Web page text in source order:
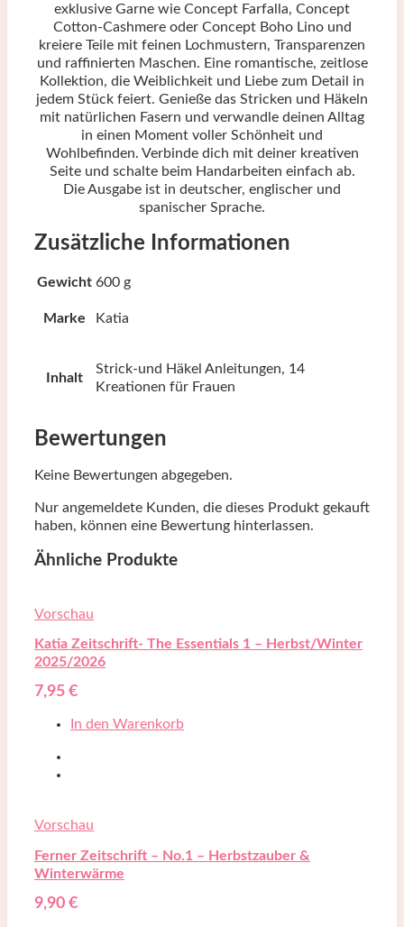
exklusive Garne wie Concept Farfalla, Concept
Cotton-Cashmere oder Concept Boho Lino und
kreiere Teile mit feinen Lochmustern, Transparenzen
und raffinierten Maschen. Eine romantische, zeitlose
Kollektion, die Weiblichkeit und Liebe zum Detail in
jedem Stück feiert. Genieße das Stricken und Häkeln
mit natürlichen Fasern und verwandle deinen Alltag
in einen Moment voller Schönheit und
Wohlbefinden. Verbinde dich mit deiner kreativen
Seite und schalte beim Handarbeiten einfach ab.
Die Ausgabe ist in deutscher, englischer und
spanischer Sprache.
Zusätzliche Informationen
Gewicht 600 g
Marke Katia
Inhalt
Strick-und Häkel Anleitungen, 14
Kreationen für Frauen
Bewertungen
Keine Bewertungen abgegeben.
Nur angemeldete Kunden, die dieses Produkt gekauft
haben, können eine Bewertung hinterlassen.
Ähnliche Produkte
Vorschau
Katia Zeitschrift- The Essentials 1 – Herbst/Winter
2025/2026
7,95 €
In den Warenkorb
Vorschau
Ferner Zeitschrift – No.1 – Herbstzauber &
Winterwärme
9,90 €